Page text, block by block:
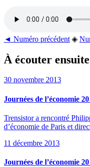
◄ Numéro précédent ◈
À écouter
30 novembre 2013
Journées de l’économie
Trensistor a rencontré
d’économie de Paris et
11 décembre 2013
Journées de l’économie